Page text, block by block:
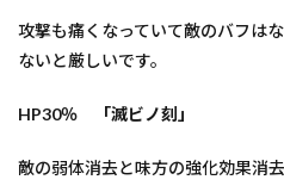
攻撃も痛くなっていて敵のバフは
ないと厳しいです。
HP30％ 「滅ビノ刻」
敵の弱体消去と味方の強化効果消去